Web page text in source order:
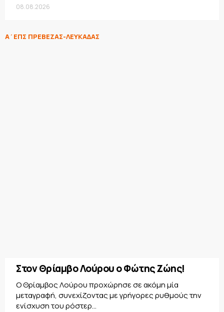
08.08.2026
Α΄ΕΠΣ ΠΡΕΒΕΖΑΣ-ΛΕΥΚΑΔΑΣ
Στον Θρίαμβο Λούρου ο Φώτης Ζώης!
Ο Θρίαμβος Λούρου προχώρησε σε ακόμη μία
μεταγραφή, συνεχίζοντας με γρήγορες ρυθμούς την
ενίσχυση του ρόστερ...